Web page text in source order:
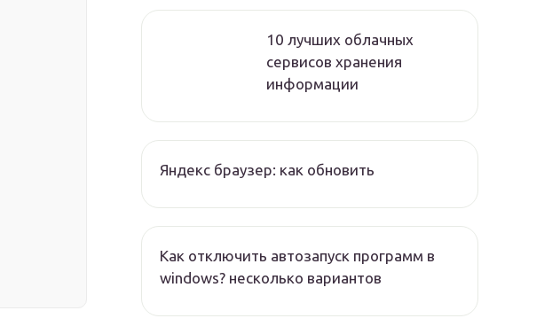
10 лучших облачных
сервисов хранения
информации
Яндекс браузер: как обновить
Как отключить автозапуск программ в
windows? несколько вариантов